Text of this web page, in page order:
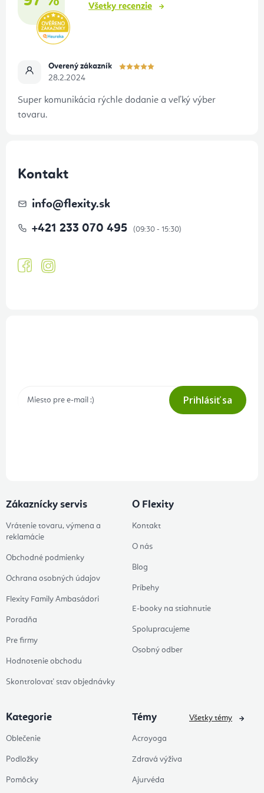
Všetky recenzie
Overený zákazník
28.2.2024
Super komunikácia rýchle dodanie a veľký výber
tovaru.
Kontakt
info@flexity.sk
+421 233 070 495
Prihlásiť sa
Zákaznícky servis
Vrátenie tovaru, výmena a
reklamácie
Obchodné podmienky
Ochrana osobných údajov
Flexity Family Ambasádori
Poradňa
Pre firmy
Hodnotenie obchodu
Skontrolovať stav objednávky
O Flexity
Kontakt
O nás
Blog
Príbehy
E-booky na stiahnutie
Spolupracujeme
Osobný odber
Kategorie
Oblečenie
Podložky
Pomôcky
Témy
Acroyoga
Zdravá výživa
Ajurvéda
Všetky témy